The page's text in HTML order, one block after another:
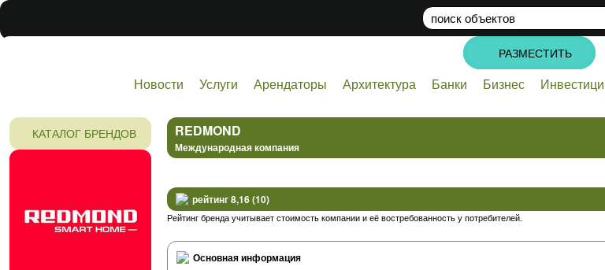
РАЗМЕСТИТЬ
поискобъектов
Новости Услуги Арендаторы Архитектура Банки Бизнес
КАТАЛОГ БРЕНДОВ REDMOND
Международная компания
рейтинг 8,16 (10)
Рейтинг бренда учитывает стоимость компании и её востребованность у потребителей.
Основная информация